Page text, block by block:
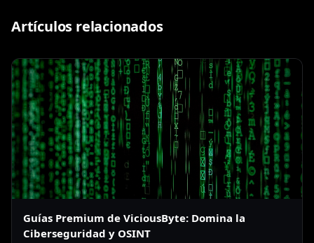
Artículos relacionados
Guías Premium de ViciousByte: Domina la
Ciberseguridad y OSINT